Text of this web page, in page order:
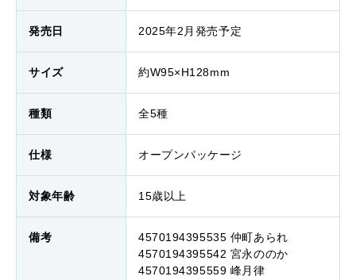
発売日 2025年2月発売予定
サイズ 約W95×H128mm
種類 全5種
仕様 オープンパッケージ
対象年齢 15歳以上
備考
4570194395535 仲町あられ
4570194395542 宮永ののか
4570194395559 峰月律